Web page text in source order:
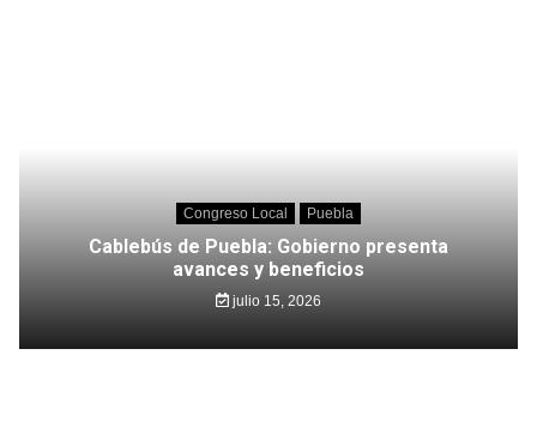
Congreso Local Puebla
Cablebús de Puebla: Gobierno presenta
avances y beneficios
julio 15, 2026